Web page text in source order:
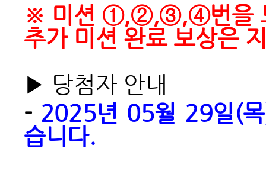
※ 미션 ①,②,③,④번을 모
추가 미션 완료 보상은
▶ 당첨자 안내
- 2025년 05월 29일(목
습니다.